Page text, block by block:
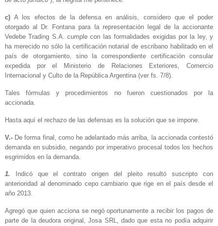
c)A los efectos de la defensa en análisis, considero que el poder
otorgado al Dr. Fontana para la representación legal de la accionante
Vedebe Trading S.A. cumple con las formalidades exigidas por la ley, y
ha merecido no sólo la certificación notarial de escribano habilitado en el
país de otorgamiento, sino la correspondiente certificación consular
expedida por el Ministerio de Relaciones Exteriores, Comercio
Internacional y Culto de la República Argentina (ver fs. 7/8).
Tales fórmulas y procedimientos no fueron cuestionados por la
accionada.
Hasta aquí el rechazo de las defensas es la solución que se impone.
V.- De forma final, como he adelantado más arriba, la accionada contestó
demanda en subsidio, negando por imperativo procesal todos los hechos
esgrimidos en la demanda.
1.
Indicó que el contrato origen del pleito resultó suscripto con
anterioridad al denominado cepo cambiario que rige en el país desde el
año 2013.
Agregó que quien acciona se negó oportunamente a recibir los pagos de
parte de la deudora original, Josa SRL, dado que esta no podía adquirir